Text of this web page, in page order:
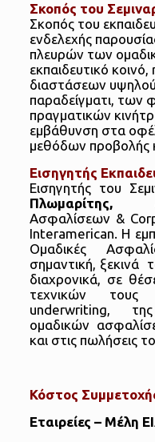
Σκοπός του
Σκοπός του
ενδελεχής
πλευρών των
εκπαιδευτικό
διαστάσεων
παραδείγματι, των
πραγματικών
εμβάθυνση στα
μεθόδων προβολής
Εισηγητής
Εισηγητής του
Πλωμαρίτης,
Ασφαλίσεων &
Interamerican. Η
Ομαδικές
σημαντική, ξεκινά
διαχρονικά, σε
τεχνικών
underwriting,
ομαδικών
και στις πωλήσεις
Κόστος
Εταιρείες – Μέλη